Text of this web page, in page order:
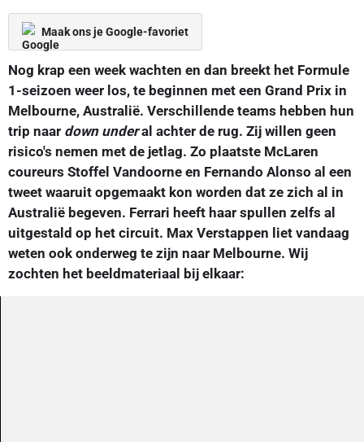
Maak ons je Google-favoriet
Nog krap een week wachten en dan breekt het Formule
1-seizoen weer los, te beginnen met een Grand Prix in
Melbourne, Australië. Verschillende teams hebben hun
trip naar down underal achter de rug. Zij willen geen
risico's nemen met de jetlag. Zo plaatste McLaren
coureurs Stoffel Vandoorne en Fernando Alonso al een
tweet waaruit opgemaakt kon worden dat ze zich al in
Australië begeven. Ferrari heeft haar spullen zelfs al
uitgestald op het circuit. Max Verstappen liet vandaag
weten ook onderweg te zijn naar Melbourne. Wij
zochten het beeldmateriaal bij elkaar: